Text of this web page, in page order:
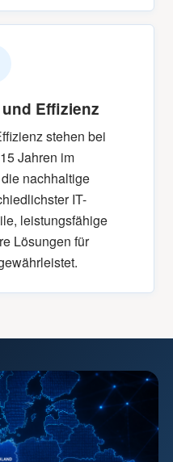
Effizienz
stehen bei
Jahren im
nachhaltige
IT-
leistungsfähige
Lösungen für